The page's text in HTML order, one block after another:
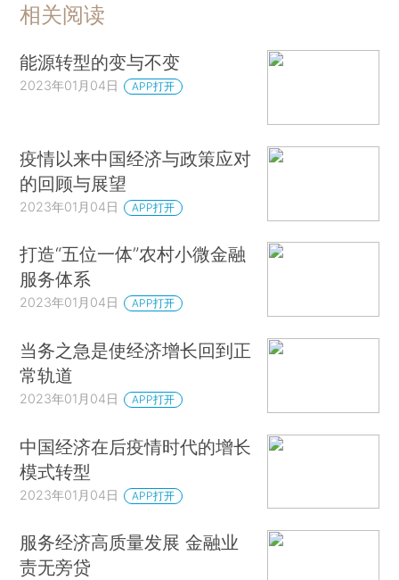
相关阅读
能源转型的变与不变
2023年01月04日 APP打开
疫情以来中国经济与政策应对
的回顾与展望
2023年01月04日 APP打开
打造“五位一体”农村小微金融
服务体系
2023年01月04日 APP打开
当务之急是使经济增长回到正
常轨道
2023年01月04日 APP打开
中国经济在后疫情时代的增长
模式转型
2023年01月04日 APP打开
服务经济高质量发展 金融业
责无旁贷